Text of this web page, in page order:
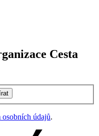
Cesta
údajů.